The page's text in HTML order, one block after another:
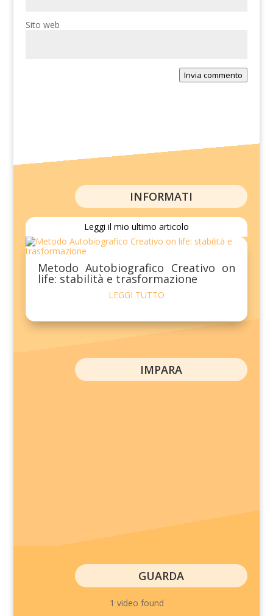
Sito web
Invia commento
INFORMATI
Leggi il mio ultimo articolo
Metodo Autobiografico Creativo on
life: stabilità e trasformazione
LEGGI TUTTO
IMPARA
GUARDA
1 video found